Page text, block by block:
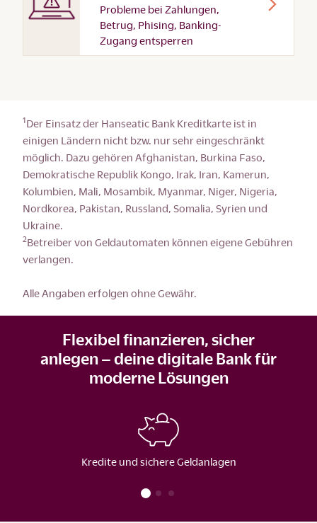
Probleme bei Zahlungen,
Betrug, Phising, Banking-
Zugang entsperren
1Der Einsatz der Hanseatic Bank Kreditkarte ist in
einigen Ländern nicht bzw. nur sehr eingeschränkt
möglich. Dazu gehören Afghanistan, Burkina Faso,
Demokratische Republik Kongo, Irak, Iran, Kamerun,
Kolumbien, Mali, Mosambik, Myanmar, Niger, Nigeria,
Nordkorea, Pakistan, Russland, Somalia, Syrien und
Ukraine.
2Betreiber von Geldautomaten können eigene Gebühren
verlangen.
Alle Angaben erfolgen ohne Gewähr.
Flexibel finanzieren, sicher
anlegen – deine digitale Bank für
moderne Lösungen
Kredite und sichere Geldanlagen